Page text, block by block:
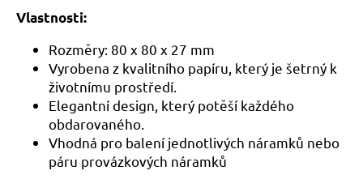
Vlastnosti:
Rozměry: 80 x 80 x 27 mm
Vyrobena z kvalitního papíru, který je šetrný k
životnímu prostředí.
Elegantní design, který potěší každého
obdarovaného.
Vhodná pro balení jednotlivých náramků nebo
páru provázkových náramků
p
o